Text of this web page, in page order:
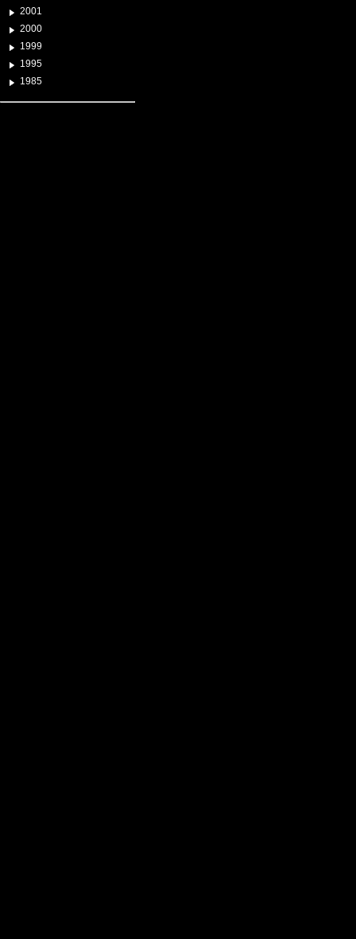
2001
2000
1999
1995
1985